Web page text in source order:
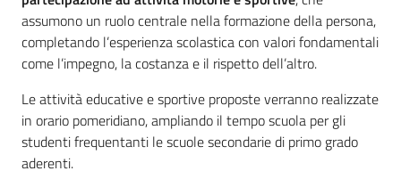
assumono un ruolo centrale nella formazione della persona,
completando l’esperienza scolastica con valori fondamentali
come l’impegno, la costanza e il rispetto dell’altro.
Le attività educative e sportive proposte verranno realizzate
in orario pomeridiano, ampliando il tempo scuola per gli
studenti frequentanti le scuole secondarie di primo grado
aderenti.